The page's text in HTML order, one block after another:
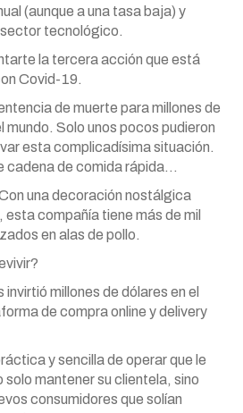
(aunque a una tasa baja) y
tecnológico.
la tercera acción que está
Covid-19.
de muerte para millones de
Solo unos pocos pudieron
esta complicadísima situación.
cadena de comida rápida…
una decoración nostálgica
compañía tiene más de mil
en alas de pollo.
invirtió millones de dólares en el
de compra online y delivery
y sencilla de operar que le
mantener su clientela, sino
consumidores que solían